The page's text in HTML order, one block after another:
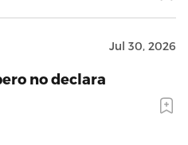
Jul 30, 2026
no declara